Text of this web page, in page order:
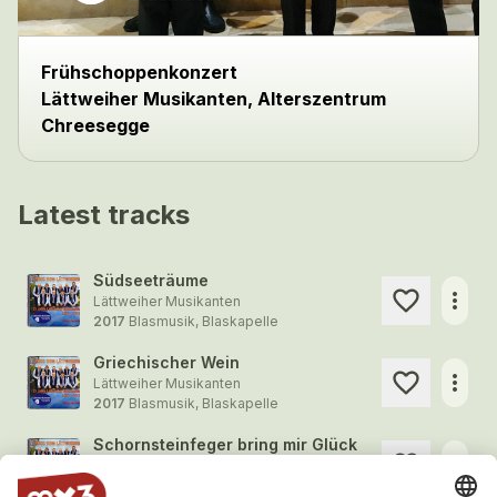
Frühschoppenkonzert
Lättweiher Musikanten, Alterszentrum
Chreesegge
Latest tracks
Südseeträume
Lättweiher Musikanten
2017 Blasmusik, Blaskapelle
more_horiz
Griechischer Wein
Lättweiher Musikanten
2017 Blasmusik, Blaskapelle
more_horiz
Schornsteinfeger bring mir Glück
2017